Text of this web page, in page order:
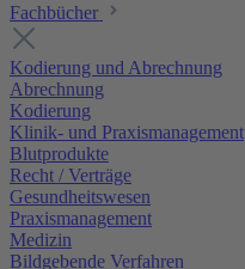
Fachbücher
Kodierung und Abrechnung
Abrechnung
Kodierung
Klinik- und Praxismanagement
Blutprodukte
Recht / Verträge
Gesundheitswesen
Praxismanagement
Medizin
Bildgebende Verfahren